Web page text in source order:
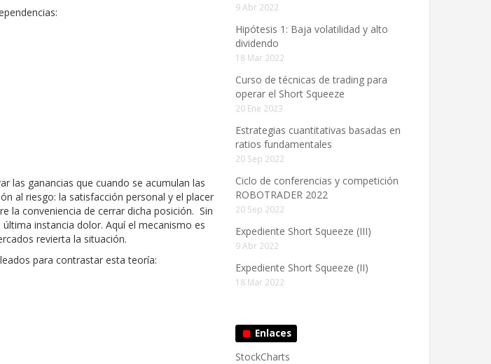
las ganancias que cuando se acumulan las
al riesgo: la satisfacción personal y el placer
la conveniencia de cerrar dicha posición. Sin
instancia dolor. Aquí el mecanismo es
revierta la situación.
para contrastar esta teoría:
9 Abr 2022
Hipótesis 1: Baja volatilidad y alto
dividendo
18 Mar 2022
Curso de técnicas de trading para
operar el Short Squeeze
20 Ene 2023
Estrategias cuantitativas basadas en
ratios fundamentales
20 Sep 2022
Ciclo de conferencias y competición
ROBOTRADER 2022
20 Sep 2022
Expediente Short Squeeze (III)
9 Abr 2022
Expediente Short Squeeze (II)
18 Mar 2022
Enlaces
StockCharts